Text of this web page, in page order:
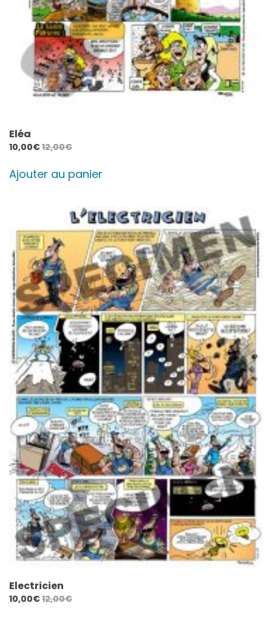
Eléa
10,00€12,00€
Ajouter au panier
Electricien
10,00€12,00€